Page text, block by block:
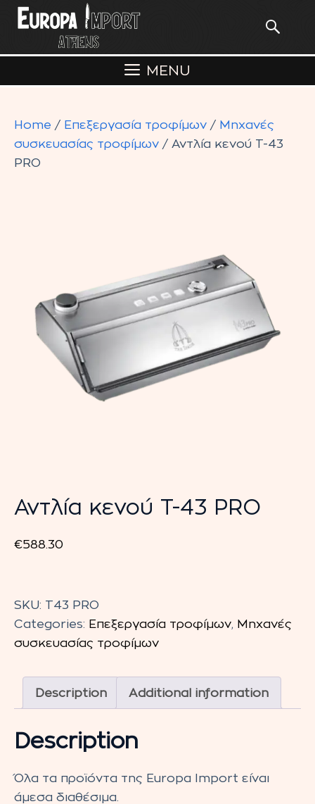
Skip
MENU
Home / Επεξεργασία τροφίμων / Μηχανές
συσκευασίας τροφίμων / Αντλία κενού T-43
PRO
Αντλία κενού T-43 PRO
€588.30
κενού
T-
quantity
SKU: Τ43 PRO
Categories: Επεξεργασία τροφίμων, Μηχανές
συσκευασίας τροφίμων
Description Additional information
Description
Όλα τα προϊόντα της Europa Import είναι
άμεσα διαθέσιμα.